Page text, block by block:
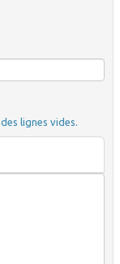
lignes vides.